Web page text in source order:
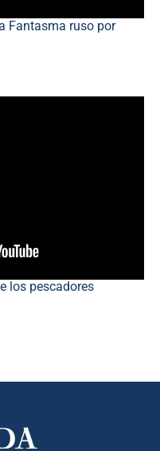
Fantasma ruso por
los pescadores